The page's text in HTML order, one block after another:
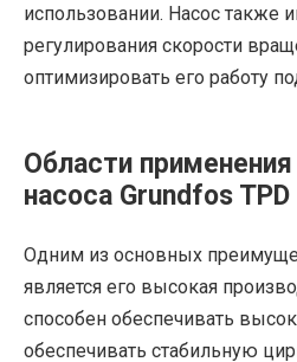
использовании. Насос также
регулирования скорости
оптимизировать его работу
Области
насоса Grundfos
Одним из основных
является его высокая
способен обеспечивать
обеспечивать стабильную